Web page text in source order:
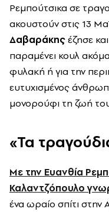
Ρεμπούτσικα σε
ακουστούν στις 13
Δαβαράκηςέζησε
παραμένει κουλ ακόμα
φυλακή ή για την
ευτυχισμένος
μονορούφι τη ζωή
«Τα
Με την Ευανθία
Καλαντζόπουλο
ένα ωραίο σπίτι στην